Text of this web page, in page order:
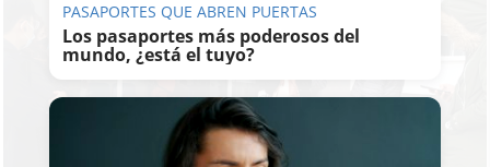
PASAPORTES QUE ABREN PUERTAS
Los pasaportes más poderosos del
mundo, ¿está el tuyo?